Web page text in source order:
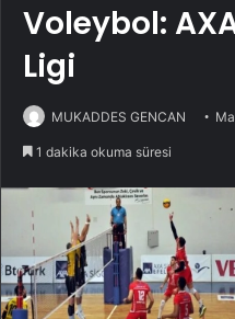
Voleybol:
Ligi
MUKADDES GENCAN
1 dakika okuma süresi